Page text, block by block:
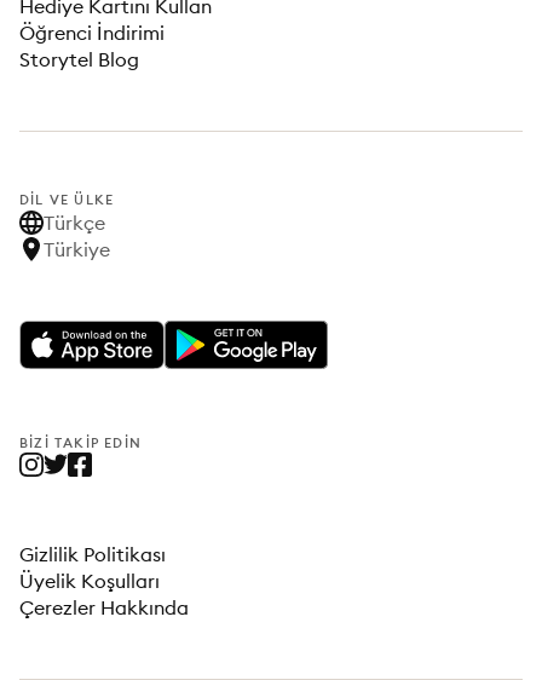
Hediye Kartını Kullan
Öğrenci İndirimi
Storytel Blog
DIL VE ÜLKE
Türkçe
Türkiye
BIZI TAKIP EDIN
Gizlilik Politikası
Üyelik Koşulları
Çerezler Hakkında